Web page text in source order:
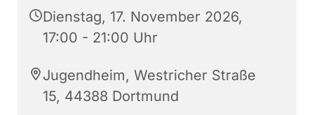
Dienstag, 17. November 2026,
17:00 - 21:00 Uhr
Jugendheim, Westricher Straße
15, 44388 Dortmund